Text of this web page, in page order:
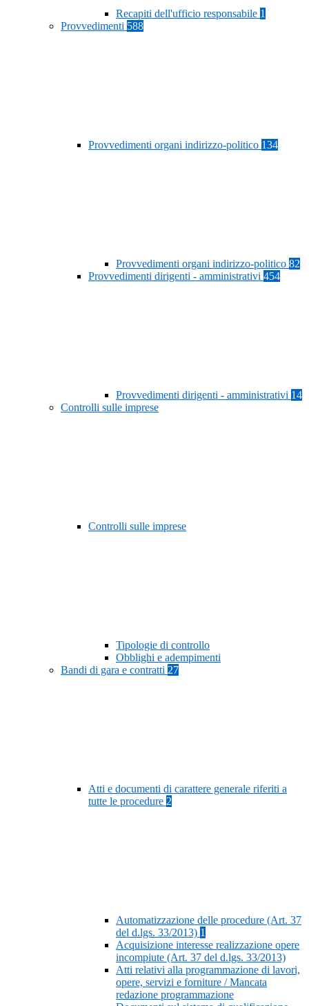
Recapiti dell'ufficio responsabile 1
Provvedimenti 588
Provvedimenti organi indirizzo-politico 134
Provvedimenti organi indirizzo-politico 82
Provvedimenti dirigenti - amministrativi 454
Provvedimenti dirigenti - amministrativi 14
Controlli sulle imprese
Controlli sulle imprese
Tipologie di controllo
Obblighi e adempimenti
Bandi di gara e contratti 27
Atti e documenti di carattere generale riferiti a
tutte le procedure 2
Automatizzazione delle procedure (Art. 37
del d.lgs. 33/2013) 1
Acquisizione interesse realizzazione opere
incompiute (Art. 37 del d.lgs. 33/2013)
Atti relativi alla programmazione di lavori,
opere, servizi e forniture / Mancata
redazione programmazione